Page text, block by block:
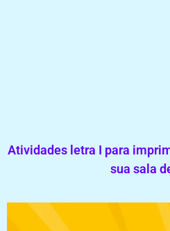
Atividades letra I para
sua sala